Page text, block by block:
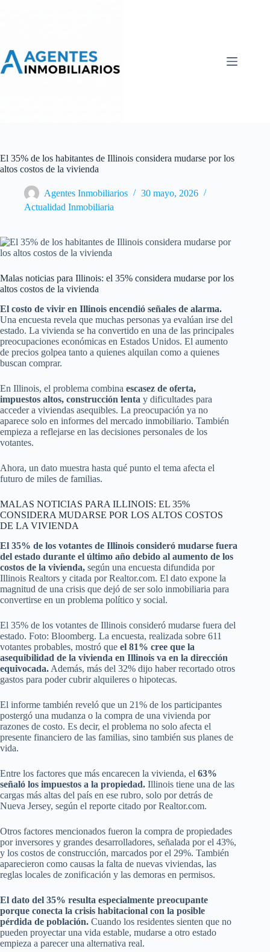
El 35% de los habitantes de Illinois considera mudarse por los
altos costos de la vivienda
Agentes Inmobiliarios
30 mayo, 2026
Actualidad Inmobiliaria
Malas noticias para Illinois: el 35% considera mudarse por los
altos costos de la vivienda
El costo de vivir en Illinois encendió señales de alarma.
Una encuesta revela que muchas personas ya evalúan irse del
estado. La vivienda se ha convertido en una de las principales
preocupaciones económicas en Estados Unidos. El aumento
de precios golpea tanto a quienes alquilan como a quienes
buscan comprar.
En Illinois, el problema combina escasez de oferta,
impuestos altos, construcción lenta y dificultades para
acceder a viviendas asequibles. La preocupación ya no
aparece solo en informes del mercado inmobiliario. También
empieza a reflejarse en las decisiones personales de los
votantes.
Ahora, un dato muestra hasta qué punto el tema afecta el
futuro de miles de familias.
MALAS NOTICIAS PARA ILLINOIS: EL 35%
CONSIDERA MUDARSE POR LOS ALTOS COSTOS
DE LA VIVIENDA
El 35% de los votantes de Illinois consideró mudarse fuera
del estado durante el último año debido al aumento de los
costos de la vivienda, según una encuesta difundida por
Illinois Realtors y citada por Realtor.com. El dato expone la
magnitud de una crisis que dejó de ser solo inmobiliaria para
convertirse en un problema político y social.
El 35% de los votantes de Illinois consideró mudarse fuera del
estado. Foto: Bloomberg. La encuesta, realizada sobre 611
votantes probables, mostró que el 81% cree que la
asequibilidad de la vivienda en Illinois va en la dirección
equivocada. Además, más del 32% dijo haber recortado otros
gastos para poder cubrir alquileres o hipotecas.
El informe también reveló que un 21% de los participantes
postergó una mudanza o la compra de una vivienda por
razones de costo. Es decir, el problema no solo afecta el
presente financiero de las familias, sino también sus planes de
vida.
Entre los factores que más encarecen la vivienda, el 63%
señaló los impuestos a la propiedad. Illinois tiene una de las
cargas más altas del país en ese rubro, solo por detrás de
Nueva Jersey, según el reporte citado por Realtor.com.
Otros factores mencionados fueron la compra de propiedades
por inversores y grandes desarrolladores, señalada por el 43%,
y los costos de construcción, marcados por el 29%. También
aparecieron como causas la falta de nuevas viviendas, las
reglas locales de zonificación y las demoras en permisos.
El dato del 35% resulta especialmente preocupante
porque conecta la crisis habitacional con la posible
pérdida de población. Cuando los residentes sienten que no
pueden proyectar una vida estable, mudarse a otro estado
empieza a parecer una alternativa real.